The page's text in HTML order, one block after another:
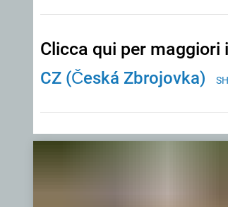
Clicca qui per
CZ (Česká Zbrojovka)